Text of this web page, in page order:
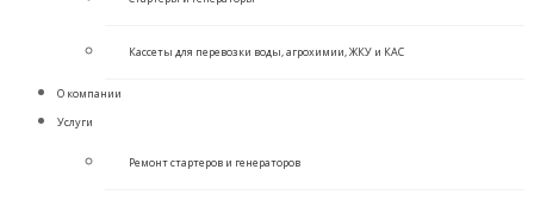
Кассеты для перевозки воды, агрохимии, ЖКУ и КАС
О компании
Услуги
Ремонт стартеров и генераторов